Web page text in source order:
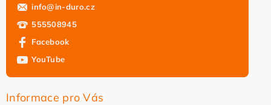
osobních údajů
info@in-duro.cz
555508945
Facebook
YouTube
Informace pro Vás